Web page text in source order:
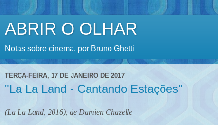
ABRIR O OLHAR
Notas sobre cinema, por Bruno Ghetti
TERÇA-FEIRA, 17 DE JANEIRO DE 2017
"La La Land - Cantando Estações"
(La La Land, 2016), de Damien Chazelle